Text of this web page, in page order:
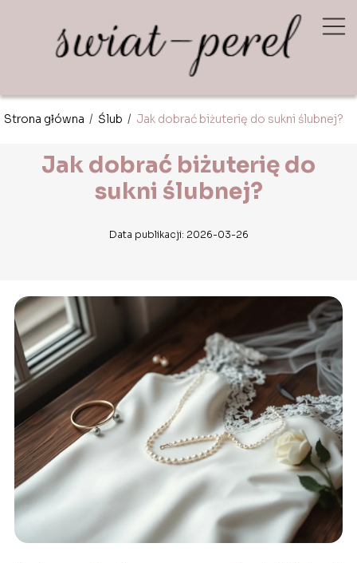
Strona główna / Ślub / Jak dobrać biżuterię do sukni ślubnej?
Jak dobrać biżuterię do
sukni ślubnej?
Data publikacji: 2026-03-26